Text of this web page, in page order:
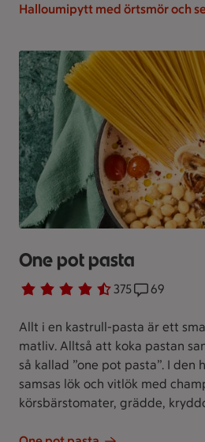
Halloumipytt med örtsmör och
One pot pasta
Betyg 4.4 av 5. 375
375 personer har röstatReceptet
69
Allt i en kastrull-pasta är ett
matliv. Alltså att koka pastan
så kallad ”one pot pasta”. I den
samsas lök och vitlök med
körsbärstomater, grädde,